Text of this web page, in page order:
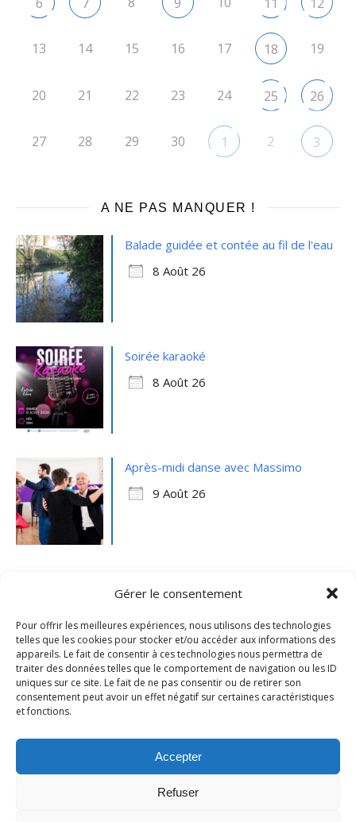
Gérer le consentement
Pour offrir les meilleures expériences, nous utilisons des technologies
telles que les cookies pour stocker et/ou accéder aux informations des
appareils. Le fait de consentir à ces technologies nous permettra de
traiter des données telles que le comportement de navigation ou les ID
uniques sur ce site. Le fait de ne pas consentir ou de retirer son
consentement peut avoir un effet négatif sur certaines caractéristiques
et fonctions.
Accepter
Refuser
13 14 15 16 17 18 19
20 21 22 23 24 25 26
27 28 29 30 1 2 3
A NE PAS MANQUER !
Balade guidée et contée au fil de l'eau
8 Août 26
Soirée karaoké
8 Août 26
Après-midi danse avec Massimo
9 Août 26
- Ville de Merville -